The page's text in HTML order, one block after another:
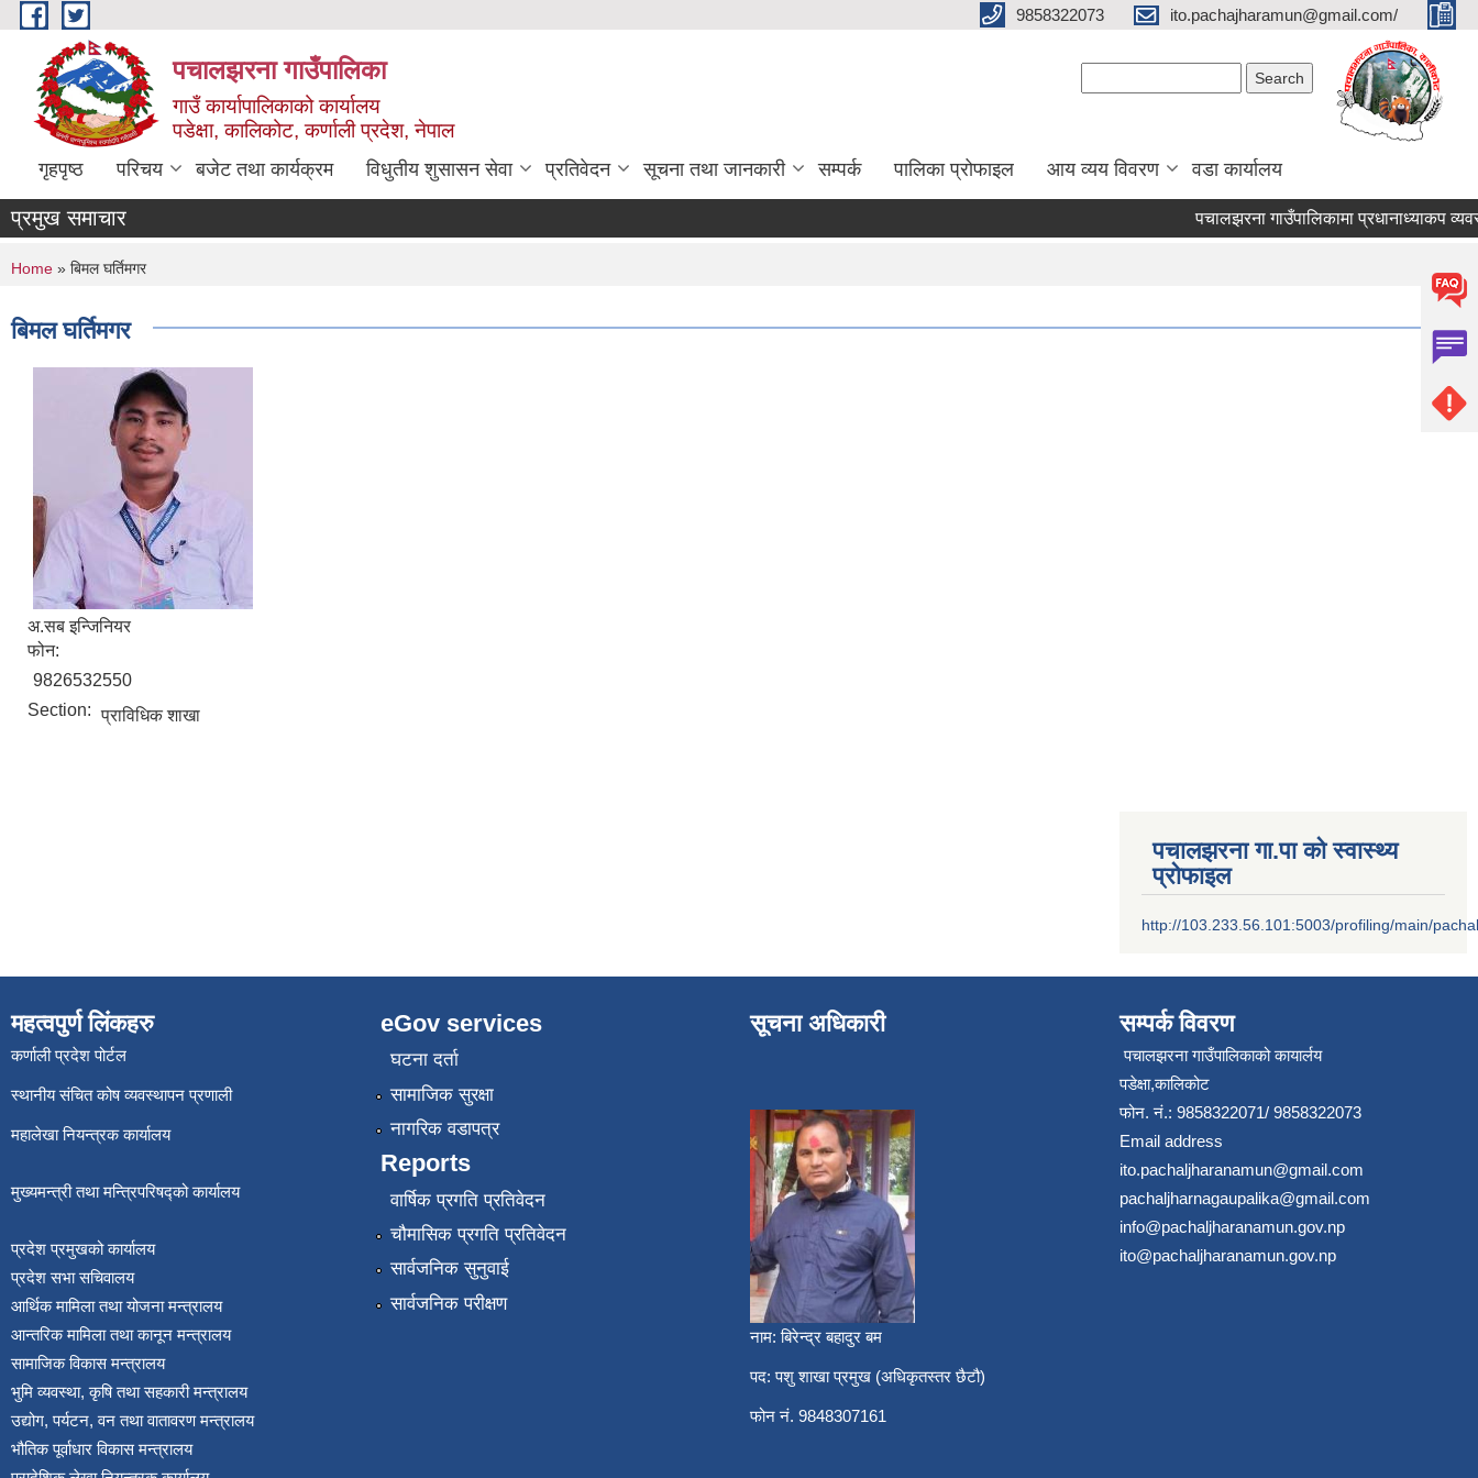
Skip to main content 9858322073 ito.pachajharamun@gmail.com/
पचालझरना गाउँपालिका
गाउँ कार्यापालिकाको कार्यालय
पडेक्षा, कालिकोट, कर्णाली प्रदेश, नेपाल
गृहपृष्ठ परिचय बजेट तथा कार्यक्रम विधुतीय शुसासन सेवा प्रतिवेदन सूचना तथा जानकारी सम्पर्क पालिका प्रोफाइल आय व्यय विवरण वडा कार्यालय
प्रमुख समाचार पचालझरना गाउँपालिकामा प्रधानाध्याकप
You are here
Home » बिमल घर्तिमगर
बिमल घर्तिमगर
अ.सब इन्जिनियर
फोन:
9826532550
Section: प्राविधिक शाखा
पचालझरना गा.पा को स्वास्थ्य
प्रोफाइल
http://103.233.56.101:5003/profiling/main/pachal
महत्वपुर्ण लिंकहरु
कर्णाली प्रदेश पोर्टल
स्थानीय संचित कोष व्यवस्थापन प्रणाली
महालेखा नियन्त्रक कार्यालय
मुख्यमन्त्री तथा मन्त्रिपरिषद्को कार्यालय
प्रदेश प्रमुखको कार्यालय
प्रदेश सभा सचिवालय
आर्थिक मामिला तथा योजना मन्त्रालय
आन्तरिक मामिला तथा कानून मन्त्रालय
सामाजिक विकास मन्त्रालय
भुमि व्यवस्था, कृषि तथा सहकारी मन्त्रालय
उद्योग, पर्यटन, वन तथा वातावरण मन्त्रालय
भौतिक पूर्वाधार विकास मन्त्रालय
eGov services
घटना दर्ता
सामाजिक सुरक्षा
नागरिक वडापत्र
Reports
वार्षिक प्रगति प्रतिवेदन
चौमासिक प्रगति प्रतिवेदन
सार्वजनिक सुनुवाई
सार्वजनिक परीक्षण
सूचना अधिकारी
नाम: बिरेन्द्र बहादुर बम
पद: पशु शाखा प्रमुख (अधिकृतस्तर छैटौ)
फोन नं. 9848307161
सम्पर्क विवरण
पचालझरना गाउँपालिकाको कायार्लय
पडेक्षा,कालिकोट
फोन. नं.: 9858322071/ 9858322073
Email address
ito.pachaljharanamun@gmail.com
pachaljharnagaupalika@gmail.com
info@pachaljharanamun.gov.np
ito@pachaljharanamun.gov.np